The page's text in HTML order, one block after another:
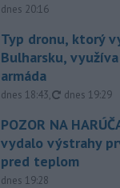
dnes 20:16
Typ dronu, ktorý
Bulharsku,
armáda
dnes 18:43, aktualizované
dnes 19:29
POZOR NA
vydalo výstrahy
pred teplom
dnes 19:28